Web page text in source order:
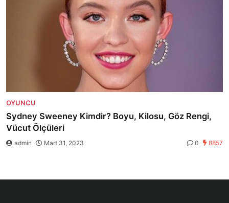
OYUNCU
Sydney Sweeney Kimdir? Boyu, Kilosu, Göz Rengi,
Vücut Ölçüleri
admin Mart 31, 2023 0 8857